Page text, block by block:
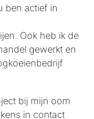
ben actief in
Ook heb ik de
gewerkt en
bij mijn oom
in contact